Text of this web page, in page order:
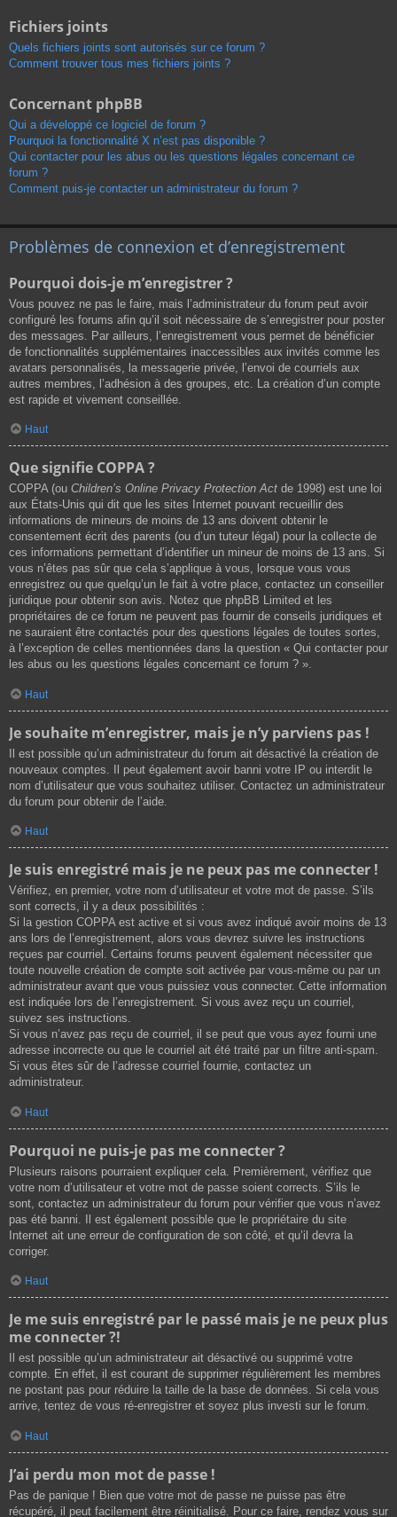
Fichiers joints
Quels fichiers joints sont autorisés sur ce forum ?
Comment trouver tous mes fichiers joints ?
Concernant phpBB
Qui a développé ce logiciel de forum ?
Pourquoi la fonctionnalité X n’est pas disponible ?
Qui contacter pour les abus ou les questions légales concernant ce
forum ?
Comment puis-je contacter un administrateur du forum ?
Problèmes de connexion et d’enregistrement
Pourquoi dois-je m’enregistrer ?
Vous pouvez ne pas le faire, mais l’administrateur du forum peut avoir
configuré les forums afin qu’il soit nécessaire de s’enregistrer pour poster
des messages. Par ailleurs, l’enregistrement vous permet de bénéficier
de fonctionnalités supplémentaires inaccessibles aux invités comme les
avatars personnalisés, la messagerie privée, l’envoi de courriels aux
autres membres, l’adhésion à des groupes, etc. La création d’un compte
est rapide et vivement conseillée.
Haut
Que signifie COPPA ?
COPPA (ou Children’s Online Privacy Protection Act de 1998) est une loi
aux États-Unis qui dit que les sites Internet pouvant recueillir des
informations de mineurs de moins de 13 ans doivent obtenir le
consentement écrit des parents (ou d’un tuteur légal) pour la collecte de
ces informations permettant d’identifier un mineur de moins de 13 ans. Si
vous n’êtes pas sûr que cela s’applique à vous, lorsque vous vous
enregistrez ou que quelqu’un le fait à votre place, contactez un conseiller
juridique pour obtenir son avis. Notez que phpBB Limited et les
propriétaires de ce forum ne peuvent pas fournir de conseils juridiques et
ne sauraient être contactés pour des questions légales de toutes sortes,
à l’exception de celles mentionnées dans la question « Qui contacter pour
les abus ou les questions légales concernant ce forum ? ».
Haut
Je souhaite m’enregistrer, mais je n’y parviens pas !
Il est possible qu’un administrateur du forum ait désactivé la création de
nouveaux comptes. Il peut également avoir banni votre IP ou interdit le
nom d’utilisateur que vous souhaitez utiliser. Contactez un administrateur
du forum pour obtenir de l’aide.
Haut
Je suis enregistré mais je ne peux pas me connecter !
Vérifiez, en premier, votre nom d’utilisateur et votre mot de passe. S’ils
sont corrects, il y a deux possibilités :
Si la gestion COPPA est active et si vous avez indiqué avoir moins de 13
ans lors de l’enregistrement, alors vous devrez suivre les instructions
reçues par courriel. Certains forums peuvent également nécessiter que
toute nouvelle création de compte soit activée par vous-même ou par un
administrateur avant que vous puissiez vous connecter. Cette information
est indiquée lors de l’enregistrement. Si vous avez reçu un courriel,
suivez ses instructions.
Si vous n’avez pas reçu de courriel, il se peut que vous ayez fourni une
adresse incorrecte ou que le courriel ait été traité par un filtre anti-spam.
Si vous êtes sûr de l’adresse courriel fournie, contactez un
administrateur.
Haut
Pourquoi ne puis-je pas me connecter ?
Plusieurs raisons pourraient expliquer cela. Premièrement, vérifiez que
votre nom d’utilisateur et votre mot de passe soient corrects. S’ils le
sont, contactez un administrateur du forum pour vérifier que vous n’avez
pas été banni. Il est également possible que le propriétaire du site
Internet ait une erreur de configuration de son côté, et qu’il devra la
corriger.
Haut
Je me suis enregistré par le passé mais je ne peux plus
me connecter ?!
Il est possible qu’un administrateur ait désactivé ou supprimé votre
compte. En effet, il est courant de supprimer régulièrement les membres
ne postant pas pour réduire la taille de la base de données. Si cela vous
arrive, tentez de vous ré-enregistrer et soyez plus investi sur le forum.
Haut
J’ai perdu mon mot de passe !
Pas de panique ! Bien que votre mot de passe ne puisse pas être
récupéré, il peut facilement être réinitialisé. Pour ce faire, rendez vous sur